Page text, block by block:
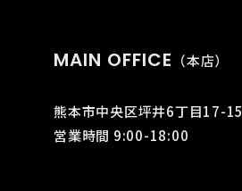
MAIN OFFICE （本店）
熊本市中央区坪井6丁目17-15
営業時間 9:00-18:00